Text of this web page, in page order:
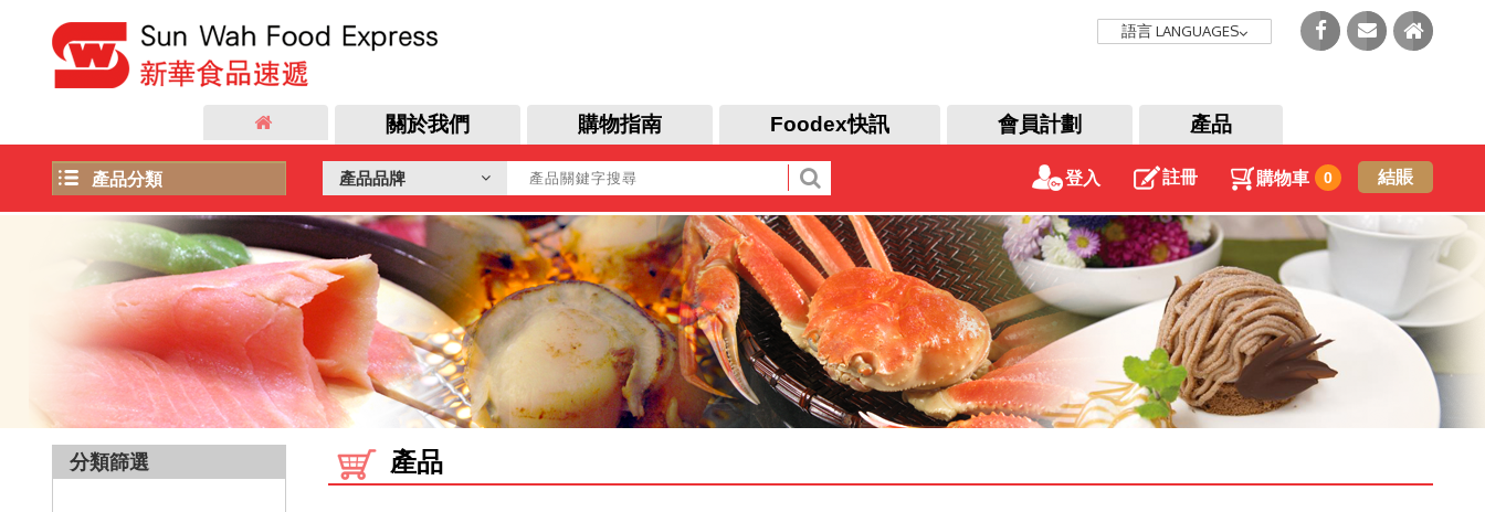
語言LANGUAGES
關於我們 購物指南 Foodex快訊 會員計劃 產品
產品分類
日本飛機直送新鮮食品
冷盤及前菜
店長推介
急凍海產
禮物籃
雜貨類
肉類
自家品牌
加工食品
產品品牌 登入 註冊 購物車 0 結賬
分類篩選 產品